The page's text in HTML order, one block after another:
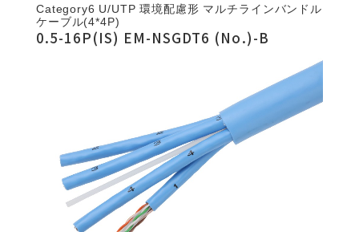
Category6 U/UTP 環境配慮形 マルチラインバンドル
ケーブル(4*4P)
0.5-16P(IS) EM-NSGDT6 (No.)-B